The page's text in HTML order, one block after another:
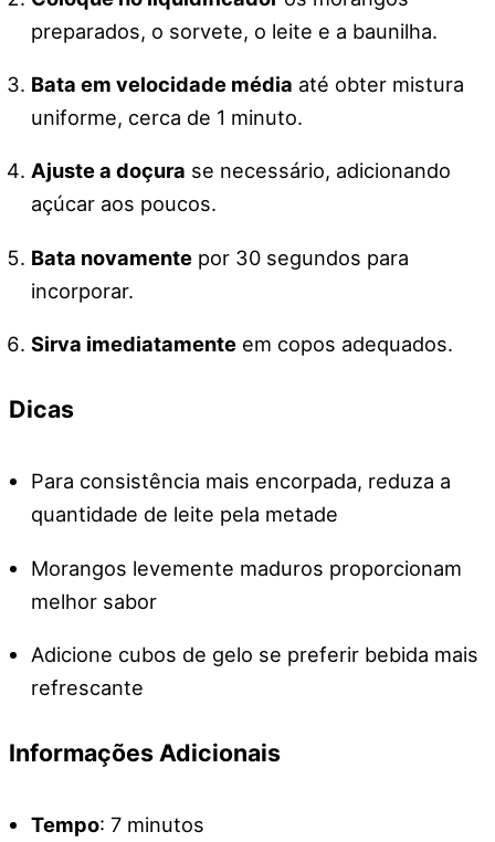
preparados, o sorvete, o leite e a baunilha.
Bata em velocidade média até obter mistura
uniforme, cerca de 1 minuto.
Ajuste a doçura se necessário, adicionando
açúcar aos poucos.
Bata novamente por 30 segundos para
incorporar.
Sirva imediatamente em copos adequados.
Dicas
Para consistência mais encorpada, reduza a
quantidade de leite pela metade
Morangos levemente maduros proporcionam
melhor sabor
Adicione cubos de gelo se preferir bebida mais
refrescante
Informações Adicionais
Tempo: 7 minutos